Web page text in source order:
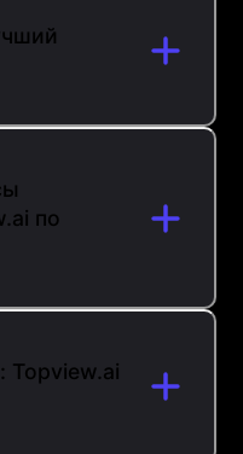
по
Topview.ai